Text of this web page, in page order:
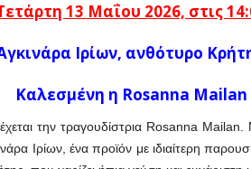
13 Μαΐου 2026, στις
Ιρίων, ανθότυρο
Καλεσμένη η Rosanna Mailan
την τραγουδίστρια Rosanna
Ιρίων, ένα προϊόν με ιδιαίτερη